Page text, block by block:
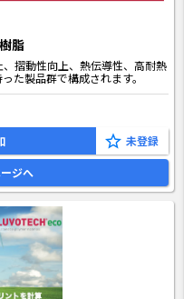
脂
摺動性向上、熱伝導性、高耐熱
た製品群で構成されます。
ジへ